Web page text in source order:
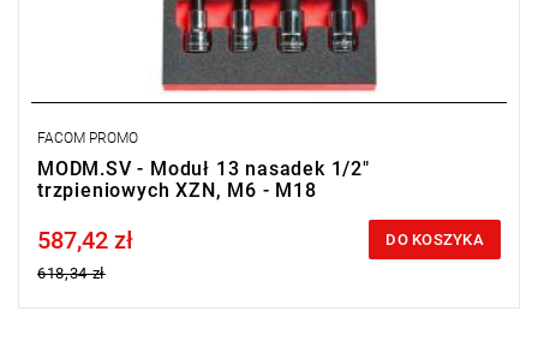
FACOM PROMO
MODM.SV - Moduł 13 nasadek 1/2"
trzpieniowych XZN, M6 - M18
Price tax included
587,42 zł
618,34 zł
DO KOSZYKA